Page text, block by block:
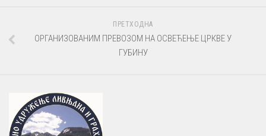
ПРЕТХОДНА
ОРГАНИЗОВАНИМ ПРЕВОЗОМ НА ОСВЕЋЕЊЕ ЦРКВЕ У
ГУБИНУ